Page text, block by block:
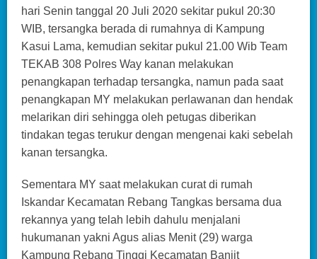
hari Senin tanggal 20 Juli 2020 sekitar pukul 20:30
WIB, tersangka berada di rumahnya di Kampung
Kasui Lama, kemudian sekitar pukul 21.00 Wib Team
TEKAB 308 Polres Way kanan melakukan
penangkapan terhadap tersangka, namun pada saat
penangkapan MY melakukan perlawanan dan hendak
melarikan diri sehingga oleh petugas diberikan
tindakan tegas terukur dengan mengenai kaki sebelah
kanan tersangka.
Sementara MY saat melakukan curat di rumah
Iskandar Kecamatan Rebang Tangkas bersama dua
rekannya yang telah lebih dahulu menjalani
hukumanan yakni Agus alias Menit (29) warga
Kampung Rebang Tinggi Kecamatan Banjit